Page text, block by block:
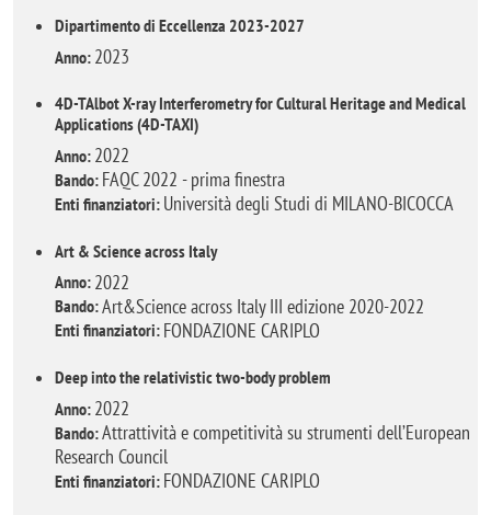
Dipartimento di Eccellenza 2023-2027
Anno: 2023
4D-TAlbot X-ray Interferometry for Cultural Heritage and Medical
Applications (4D-TAXI)
Anno: 2022
Bando: FAQC 2022 - prima finestra
Enti finanziatori: Università degli Studi di MILANO-BICOCCA
Art & Science across Italy
Anno: 2022
Bando:Art&Science across Italy III edizione 2020-2022
Enti finanziatori: FONDAZIONE CARIPLO
Deep into the relativistic two-body problem
Anno: 2022
Bando:Attrattività e competitività su strumenti dell’European
Research Council
Enti finanziatori: FONDAZIONE CARIPLO